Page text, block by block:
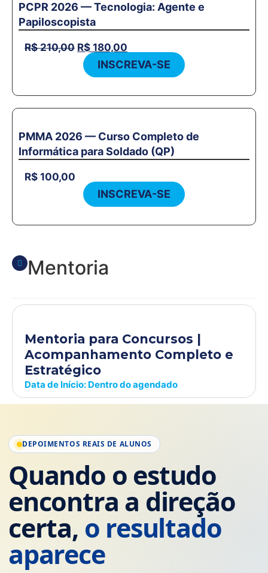
PCPR 2026 — Tecnologia: Agente e
Papiloscopista
R$210,00 R$ 180,00
INSCREVA-SE
PMMA 2026 — Curso Completo de
Informática para Soldado (QP)
R$ 100,00
INSCREVA-SE
Mentoria
Mentoria para Concursos |
Acompanhamento Completo e
Estratégico
Data de Início: Dentro do agendado
DEPOIMENTOS REAIS DE ALUNOS
Quando o estudo
encontra a direção
certa, o resultado
aparece